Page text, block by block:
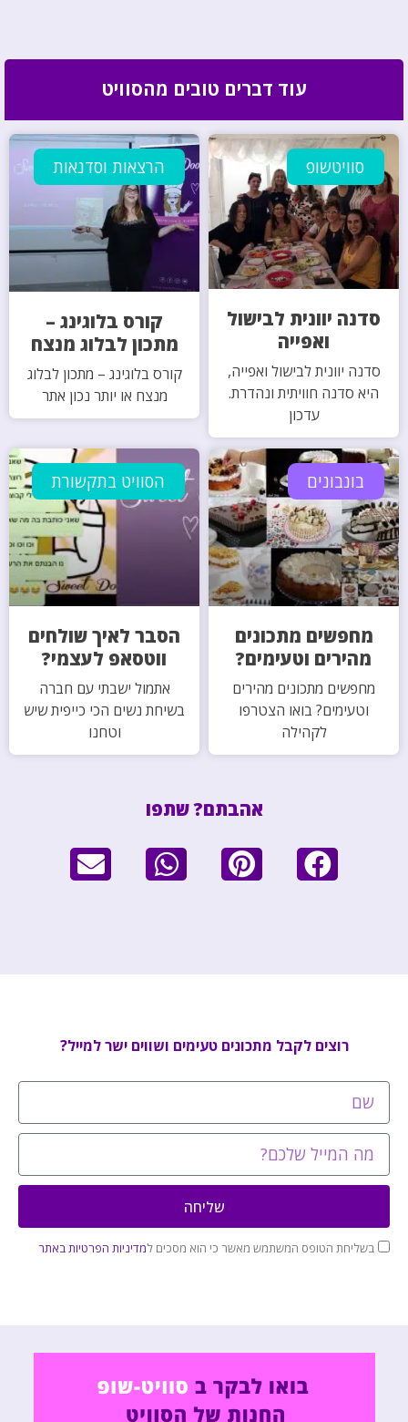
עוד דברים טובים מהסוויט
סוויטשופ
סדנה יוונית לבישול
ואפייה
סדנה יוונית לבישול ואפייה,
היא סדנה חוויתית ונהדרת.
עדכון
הרצאות וסדנאות
קורס בלוגינג –
מתכון לבלוג מנצח
קורס בלוגינג – מתכון לבלוג
מנצח או יותר נכון אתר
בונבונים
מחפשים מתכונים
מהירים וטעימים?
מחפשים מתכונים מהירים
וטעימים? בואו הצטרפו
לקהילה
הסוויט בתקשורת
הסבר לאיך שולחים
ווטסאפ לעצמי?
אתמול ישבתי עם חברה
בשיחת נשים הכי כייפית שיש
וטחנו
אהבתם? שתפו
רוצים לקבל מתכונים טעימים ושווים ישר למייל?
בשליחת הטופס המשתמש מאשר כי הוא מסכים למדיניות הפרטיות באתר
שליחה